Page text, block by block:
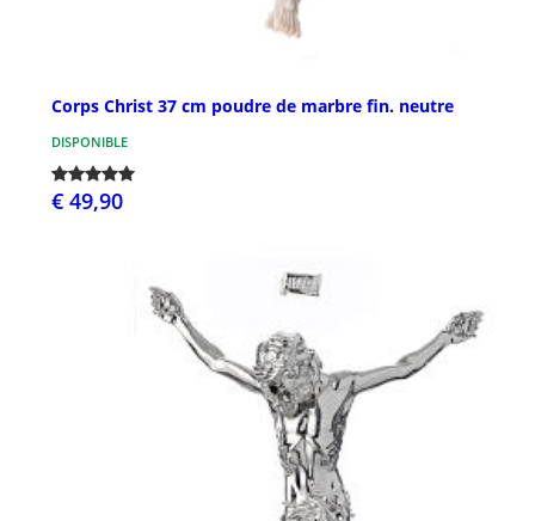
Corps Christ 37 cm poudre de marbre fin. neutre
DISPONIBLE
€ 49,90